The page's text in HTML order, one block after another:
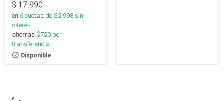
$ 17.990
en 6cuotas de $2.998sin
interés
ahorras $720 por
transferencia.
Disponible